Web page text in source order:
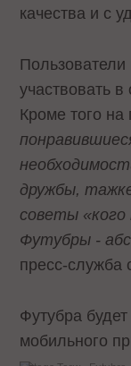
качества и с
Пользователи
участвовать
Кроме того
дружбы,
советы
Футубры -
пресс-служба
Футубра
мобильного